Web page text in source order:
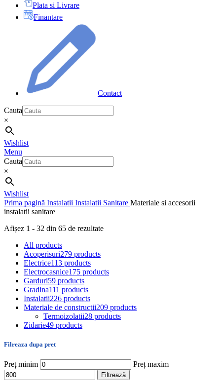
Plata si Livrare
Finantare
Contact
Cauta
×
Wishlist
Menu
Cauta
×
Wishlist
Prima pagină Instalatii Instalatii Sanitare Materiale si accesorii
instalatii sanitare
Afișez 1 - 32 din 65 de rezultate
All products
Acoperisuri279 products
Electrice113 products
Electrocasnice175 products
Garduri59 products
Gradina111 products
Instalatii226 products
Materiale de constructii209 products
Termoizolatii28 products
Zidarie49 products
Filreaza dupa pret
Preț minim Preț maxim
Filtrează